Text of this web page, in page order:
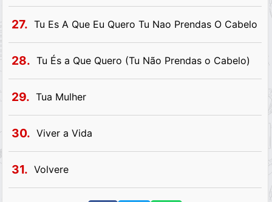
27. Tu Es A Que Eu Quero Tu Nao Prendas O Cabelo
28. Tu És a Que Quero (Tu Não Prendas o Cabelo)
29. Tua Mulher
30. Viver a Vida
31. Volvere